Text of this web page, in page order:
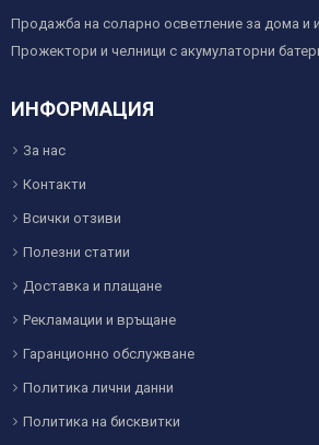
Продажба на соларно осветление за дома и
Прожектори и челници с акумулаторни
ИНФОРМАЦИЯ
За нас
Контакти
Всички отзиви
Полезни статии
Доставка и плащане
Рекламации и връщане
Гаранционно обслужване
Политика лични данни
Политика на бисквитки